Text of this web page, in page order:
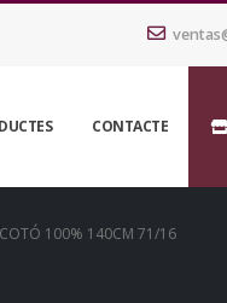
CONTACTE
100% 140CM 71/16